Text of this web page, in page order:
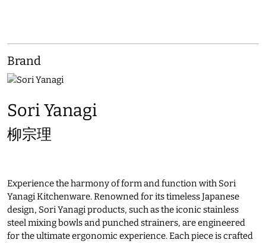
Brand
Sori Yanagi
柳宗理
Experience the harmony of form and function with Sori
Yanagi Kitchenware. Renowned for its timeless Japanese
design, Sori Yanagi products, such as the iconic stainless
steel mixing bowls and punched strainers, are engineered
for the ultimate ergonomic experience. Each piece is crafted